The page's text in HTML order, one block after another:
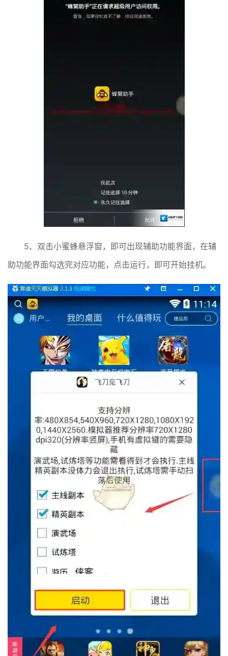
5、双击小蜜蜂悬浮窗，即可出现辅助功能界面，在辅
助功能界面勾选完对应功能，点击运行，即可开始挂机。